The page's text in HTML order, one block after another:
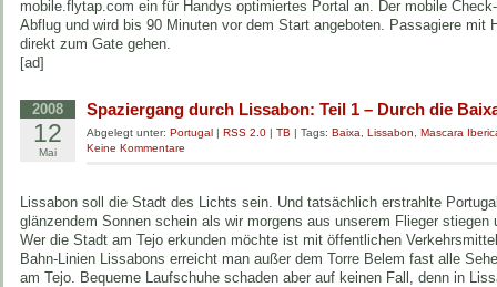
mobile.flytap.com ein für Handys optimiertes Portal an. Der mobile
Abflug und wird bis 90 Minuten vor dem Start angeboten. Passagiere mit
direkt zum Gate gehen.
[ad]
2008
12
Mai
Spaziergang durch Lissabon: Teil 1 – Durch die
Abgelegt unter: Portugal | RSS 2.0 | TB | Tags: Baixa Lissabon
Mascara
Keine Kommentare
Lissabon soll die Stadt des Lichts sein. Und tatsächlich erstrahlte
glänzendem Sonnen schein als wir morgens aus unserem Flieger
Wer die Stadt am Tejo erkunden möchte ist mit öffentlichen
Bahn-Linien Lissabons erreicht man außer dem Torre Belem fast alle
am Tejo. Bequeme Laufschuhe schaden aber auf keinen Fall, denn in